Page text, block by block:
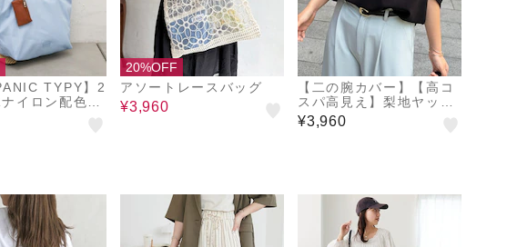
TYPY】2
イロン配色ト
20%OFF
アソートレースバッグ
¥3,960
【二の腕カバー】【高コ
スパ高見え】梨地ヤッコ
スリーブプルオーバー
¥3,960